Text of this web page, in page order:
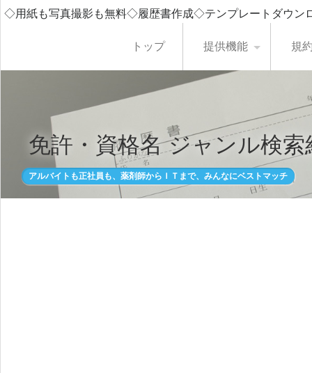
◇用紙も写真撮影も無料◇履歴書作成◇テンプレートダウ
トップ 提供機能 規
免許・資格名 ジャンル検索
アルバイトも正社員も、薬剤師からＩＴまで、みんなにベストマッチ